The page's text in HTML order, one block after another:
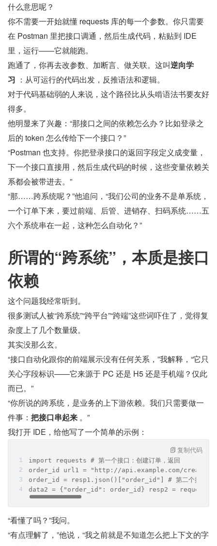
什么意思呢？
你不需要一开始就懂 requests 库的每一个参数。你只需要
在 Postman 里把接口调通，然后生成代码，粘贴到 IDE
里，运行——它就能跑。
跑通了，你再去改参数、加断言、做关联。这叫逆向学
习 ：从可运行的代码出发，反推语法和逻辑。
对于代码基础弱的人来说，这个路径比从头啃语法书要友好
得多。
他明显来了兴趣：“那接口之间的依赖怎么办？比如登录之
后的 token 怎么传给下一个接口？”
“Postman 也支持。你把登录接口的返回字段定义成变量，
下一个接口直接用，然后生成代码的时候，这些变量依赖关
系都会被带进去。”
“那……跨系统呢？”他追问，“我们公司的业务不是单系统，
一个订单下来，要过前端、后管、进销存、扫码系统……五
六个系统串在一起，这种怎么自动化？”
所谓的“跨系统”，本质是接口
依赖
这个问题我经常听到。
很多测试人被“跨系统”“跨平台”“跨端”这些词吓住了，觉得复
杂度上了几个数量级。
其实没那么玄。
“接口自动化跟你的前端展示没有任何关系，”我解释，“它只
关心字段标识——它来源于 PC 还是 H5 还是手机端？仅此
而已。”
“你所说的跨系统，是业务的上下游依赖。我们只需要做一
件事： 把接口串起来 。”
我打开 IDE，给他写了一个简单的示例：
import requests # 第一个接口：创建订单，返回
order_id url1 = "http://api.example.com/
order_id = resp1.json()["order_id"] # 第二个接口：
data2 = {"order_id": order_id} resp2 =
复制代码
“看懂了吗？”我问。
“有点理解了，”他说，“我之前就是不知道怎么把上下文的字